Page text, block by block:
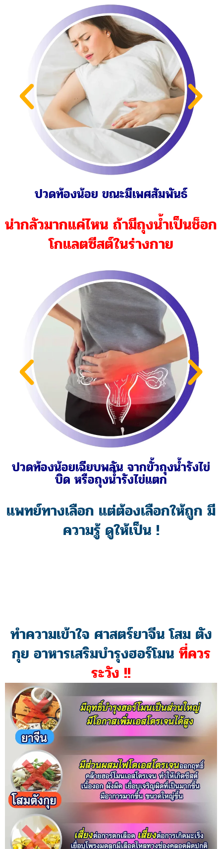
มีเลือดออกกะปริบกะปรอยทางช่องคลอด
น่ากลัวมากแค่ไหน ถ้ามีถุงน้ำเป็นช็อก
โกแลตซีสต์ในร่างกาย
มีประจำเดือน ตั้งแต่อายุยังน้อย
แพทย์ทางเลือก แต่ต้องเลือกให้ถูก มี
ความรู้ ดูให้เป็น !
ทำความเข้าใจ ศาสตร์ยาจีน โสม ตัง
กุย อาหารเสริมบำรุงฮอร์โมนที่ควร
ระวัง !!